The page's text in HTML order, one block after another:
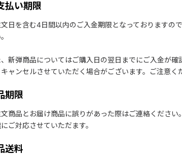
払い期限
文日を含む4日間以内のご入金期限となっておりますの
、新弾商品についてはご購入日の翌日までにご入金が確
ャンセルさせていただく場合がございます。ご注意く
期限
文商品とお届け商品に誤りがあった際はご連絡ください。
ご対応させていただます。
送料